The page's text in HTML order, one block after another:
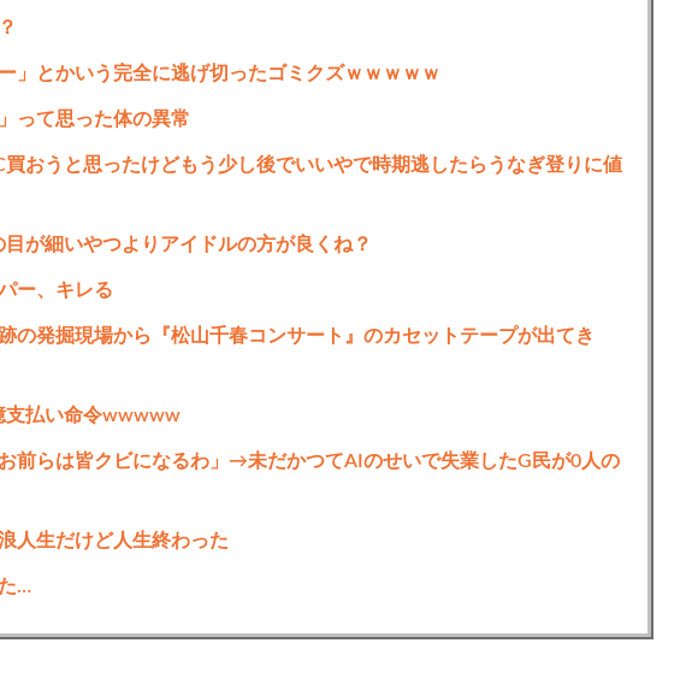
」とかいう完全に逃げ切ったゴミクズｗｗｗｗｗ
って思った体の異常
おうと思ったけどもう少し後でいいやで時期逃したらうなぎ登りに値
が細いやつよりアイドルの方が良くね？
ー、キレる
の発掘現場から『松山千春コンサート』のカセットテープが出てき
支払い命令wwwww
前らは皆クビになるわ」→未だかつてAIのせいで失業したG民が0人の
人生だけど人生終わった
…